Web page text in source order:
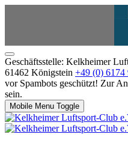
Geschäftsstelle: Kelkheimer
61462 Königstein +49 (0) 6174
vor Spambots geschützt! Zur
sein.
Mobile Menu Toggle